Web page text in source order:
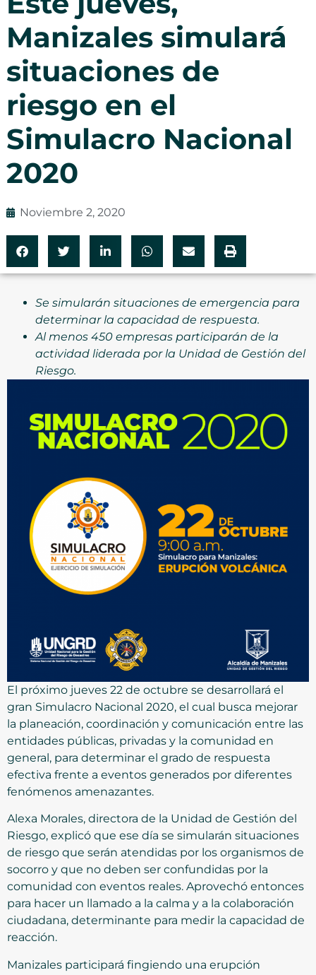
Manizales simulará
situaciones de
riesgo en el
Simulacro Nacional
2020
Noviembre 2, 2020
Se simularán situaciones de emergencia para
determinar la capacidad de respuesta.
Al menos 450 empresas participarán de la
actividad liderada por la Unidad de Gestión del
Riesgo.
El próximo jueves 22 de octubre se desarrollará el
gran Simulacro Nacional 2020, el cual busca mejorar
la planeación, coordinación y comunicación entre las
entidades públicas, privadas y la comunidad en
general, para determinar el grado de respuesta
efectiva frente a eventos generados por diferentes
fenómenos amenazantes.
Alexa Morales, directora de la Unidad de Gestión del
Riesgo, explicó que ese día se simularán situaciones
de riesgo que serán atendidas por los organismos de
socorro y que no deben ser confundidas por la
comunidad con eventos reales. Aprovechó entonces
para hacer un llamado a la calma y a la colaboración
ciudadana, determinante para medir la capacidad de
reacción.
Manizales participará fingiendo una erupción